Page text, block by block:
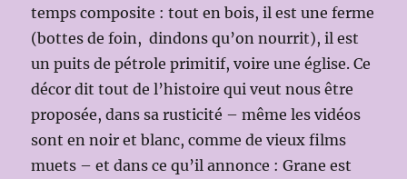
temps composite : tout en bois, il est une ferme
(bottes de foin, dindons qu’on nourrit), il est
un puits de pétrole primitif, voire une église. Ce
décor dit tout de l’histoire qui veut nous être
proposée, dans sa rusticité – même les vidéos
sont en noir et blanc, comme de vieux films
muets – et dans ce qu’il annonce : Grane est